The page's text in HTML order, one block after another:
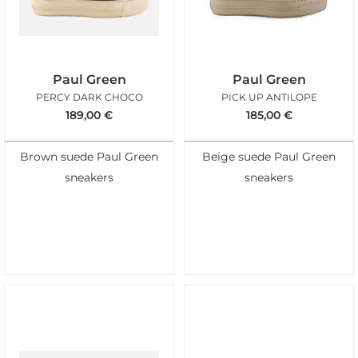
Paul Green
PERCY DARK CHOCO
189,00 €
Brown suede Paul Green
sneakers
Paul Green
PICK UP ANTILOPE
185,00 €
Beige suede Paul Green
sneakers